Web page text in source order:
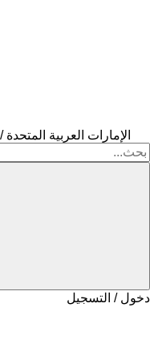
الإمارات العربية المتحدة
دخول / التسجيل